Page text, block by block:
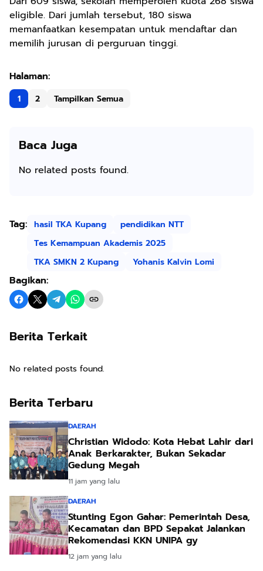
eligible. Dari jumlah tersebut, 180 siswa
memanfaatkan kesempatan untuk mendaftar dan
memilih jurusan di perguruan tinggi.
1 2 Tampilkan Semua
Baca Juga
No related posts found.
Tag: hasil TKA Kupang
pendidikan NTT
Tes Kemampuan Akademis 2025
TKA SMKN 2 Kupang
Yohanis Kalvin Lomi
Bagikan:
Berita Terkait
No related posts found.
Berita Terbaru
DAERAH
Christian Widodo: Kota Hebat Lahir dari
Anak Berkarakter, Bukan Sekadar
Gedung Megah
11 jam yang lalu
DAERAH
Stunting Egon Gahar: Pemerintah Desa,
Kecamatan dan BPD Sepakat Jalankan
Rekomendasi KKN UNIPA gy
12 jam yang lalu